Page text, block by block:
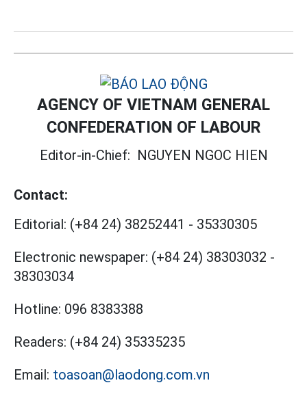
AGENCY OF VIETNAM GENERAL
CONFEDERATION OF LABOUR
Editor-in-Chief: NGUYEN NGOC HIEN
Contact:
Editorial: (+84 24) 38252441 - 35330305
Electronic newspaper: (+84 24) 38303032 -
38303034
Hotline: 096 8383388
Readers: (+84 24) 35335235
Email: toasoan@laodong.com.vn